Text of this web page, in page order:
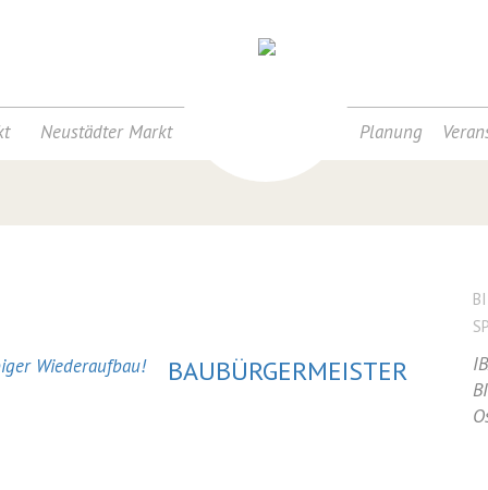
Neustädter Markt Planung
BAUBÜRGERMEISTER